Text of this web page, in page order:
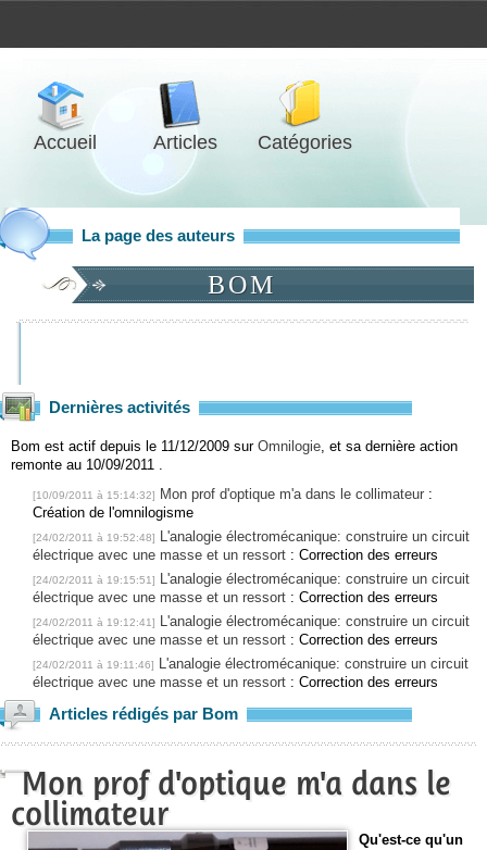
Accueil Articles Catégories
La page des auteurs
BOM
Dernières activités
Bom est actif depuis le 11/12/2009 sur Omnilogie , et sa dernière action
remonte au 10/09/2011 .
[10/09/2011 à 15:14:32] Mon prof d'optique m'a dans le collimateur :
Création de l'omnilogisme
[24/02/2011 à 19:52:48] L'analogie électromécanique: construire un circuit
électrique avec une masse et un ressort : Correction des erreurs
[24/02/2011 à 19:15:51] L'analogie électromécanique: construire un circuit
électrique avec une masse et un ressort : Correction des erreurs
[24/02/2011 à 19:12:41] L'analogie électromécanique: construire un circuit
électrique avec une masse et un ressort : Correction des erreurs
[24/02/2011 à 19:11:46] L'analogie électromécanique: construire un circuit
électrique avec une masse et un ressort : Correction des erreurs
Articles rédigés par Bom
Mon prof d'optique m'a dans le
collimateur
Qu'est-ce qu'un